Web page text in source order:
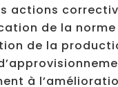
actions
de la norme
de la
à